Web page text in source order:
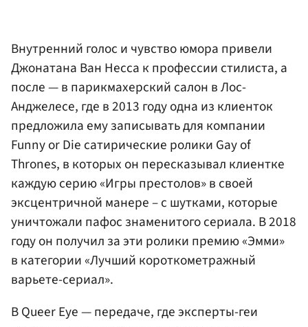
Внутренний голос и чувство юмора привели
Джонатана Ван Несса к профессии стилиста, а
после — в парикмахерский салон в Лос-
Анджелесе, где в 2013 году одна из клиенток
предложила ему записывать для компании
Funny or Die сатирические ролики Gay of
Thrones, в которых он пересказывал клиентке
каждую серию «Игры престолов» в своей
эксцентричной манере – с шутками, которые
уничтожали пафос знаменитого сериала. В 2018
году он получил за эти ролики премию «Эмми»
в категории «Лучший короткометражный
варьете-сериал».
В Queer Eye — передаче, где эксперты-геи